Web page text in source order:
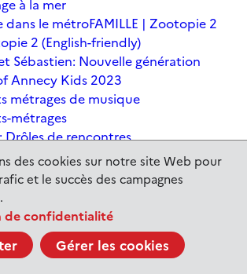
des cookies sur notre site Web pour
et le succès des campagnes
de confidentialité
Gérer les cookies
à la mer
dans le métroFAMILLE | Zootopie 2
2 (English-friendly)
Sébastien: Nouvelle génération
Annecy Kids 2023
métrages de musique
métrages
Drôles de rencontres
de l'école - Andrée Chedid
et Célestine: Le voyage en Charabie
International du court métrage
Yuk, renards de la banquise
Patrouille : La Super Patrouille, le film